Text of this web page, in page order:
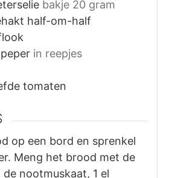
bakje 20 gram
half-om-half
in reepjes
tomaten
op een bord en sprenkel
Meng het brood met de
nootmuskaat, 1 el